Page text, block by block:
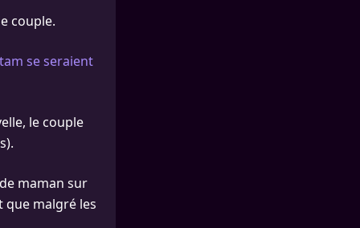
couple.
se seraient
le couple
maman sur
que malgré les